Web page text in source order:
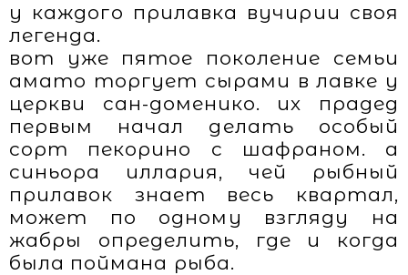
у каждого прилавка вучирии своя
легенда.
вот уже пятое поколение семьи
амато торгует сырами в лавке у
церкви сан-доменико. их прадед
первым начал делать особый
сорт пекорино с шафраном. а
синьора иллария, чей рыбный
прилавок знает весь квартал,
может по одному взгляду на
жабры определить, где и когда
была поймана рыба.